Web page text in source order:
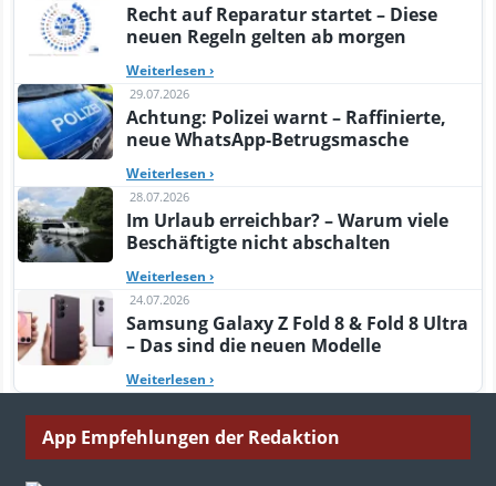
Recht auf Reparatur startet – Diese
neuen Regeln gelten ab morgen
Weiterlesen ›
29.07.2026
Achtung: Polizei warnt – Raffinierte,
neue WhatsApp-Betrugsmasche
Weiterlesen ›
28.07.2026
Im Urlaub erreichbar? – Warum viele
Beschäftigte nicht abschalten
Weiterlesen ›
24.07.2026
Samsung Galaxy Z Fold 8 & Fold 8 Ultra
– Das sind die neuen Modelle
Weiterlesen ›
App Empfehlungen der Redaktion